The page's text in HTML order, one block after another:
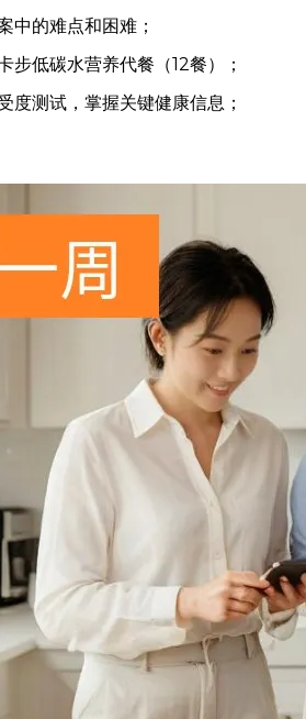
中的难点和困难；
步低碳水营养代餐（12餐）；
度测试，掌握关键健康信息；